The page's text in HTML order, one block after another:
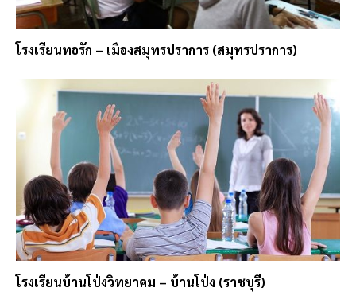
โรงเรียนทอรัก – เมืองสมุทรปราการ (สมุทรปราการ)
โรงเรียนบ้านโป่งวิทยาคม – บ้านโป่ง (ราชบุรี)